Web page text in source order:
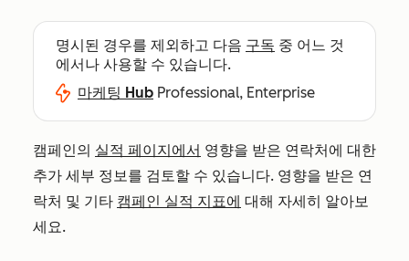
명시된 경우를 제외하고 다음 구독 중 어느 것
에서나 사용할 수 있습니다.
마케팅 Hub Professional, Enterprise
캠페인의 실적 페이지에서 영향을 받은 연락처에 대한
추가 세부 정보를 검토할 수 있습니다. 영향을 받은 연
락처 및 기타 캠페인 실적 지표에 대해 자세히 알아보
세요.